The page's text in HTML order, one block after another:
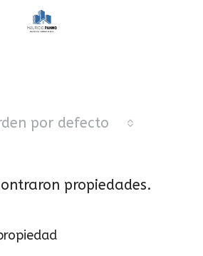
por defecto
propiedades.